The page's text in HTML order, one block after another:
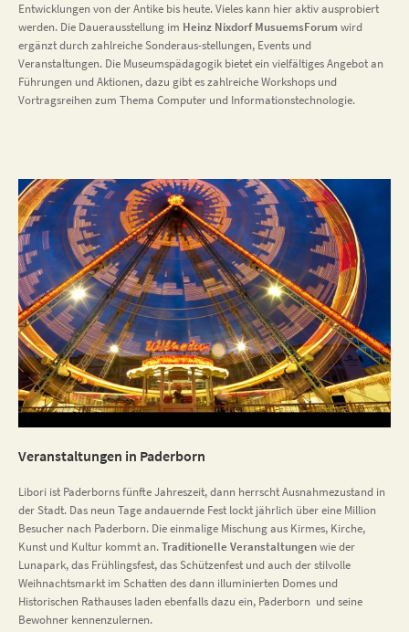
Entwicklungen von der Antike bis heute. Vieles kann hier aktiv ausprobiert
werden. Die Dauerausstellung im Heinz Nixdorf MusuemsForum wird
ergänzt durch zahlreiche Sonderaus-stellungen, Events und
Veranstaltungen. Die Museumspädagogik bietet ein vielfältiges Angebot an
Führungen und Aktionen, dazu gibt es zahlreiche Workshops und
Vortragsreihen zum Thema Computer und Informationstechnologie.
Veranstaltungen in Paderborn
Libori ist Paderborns fünfte Jahreszeit, dann herrscht Ausnahmezustand in
der Stadt. Das neun Tage andauernde Fest lockt jährlich über eine Million
Besucher nach Paderborn. Die einmalige Mischung aus Kirmes, Kirche,
Kunst und Kultur kommt an.Traditionelle Veranstaltungenwie der
Lunapark, das Frühlingsfest, das Schützenfest und auch der stilvolle
Weihnachtsmarkt im Schatten des dann illuminierten Domes und
Historischen Rathauses laden ebenfalls dazu ein, Paderborn und seine
Bewohner kennenzulernen.